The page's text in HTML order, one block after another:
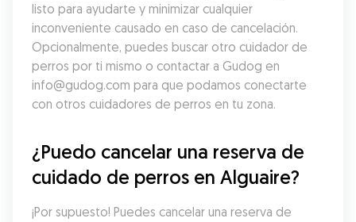
listo para ayudarte y minimizar cualquier
inconveniente causado en caso de cancelación.
Opcionalmente, puedes buscar otro cuidador de
perros por ti mismo o contactar a Gudog en
info@gudog.com para que podamos conectarte
con otros cuidadores de perros en tu zona.
¿Puedo cancelar una reserva de
cuidado de perros en Alguaire?
¡Por supuesto! Puedes cancelar una reserva de